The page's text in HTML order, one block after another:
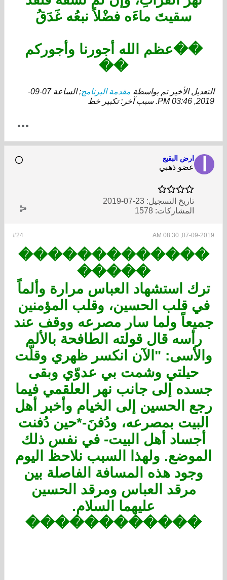
سقيتَ ماءَه فضْلاً نبعُه غَدَقُ
��عظم الله أجورنا وأجوركم
��
التعديل الأخير تم بواسطة مقدمة البرنامج; الساعة
07-09-
2019, 03:46 PM
.سبب آخر:تكبير خط
ارض البقيع
عضو ذهبي
تاريخ التسجيل: 23-07-2019
المشاركات: 1578
#24 07-09-2019, 08:30 AM
�������������
�����
ترك استشهاد العباس مرارة وألماً
في قلب الحسين، وقلب المؤمنين
جميعاً ولما سار مصرعه ووقف عند
رأسه قال قولته الطافحة بالألم
والأسى: "الآن انكسر ظهري وقلّت
حيلتي وشمت بي عدوّي وبقى
جسده إلى جانب نهر العلقمي فيما
رجع الحسين إلى الخيام وأخبر أهل
البيت بمصرعه، ودُفنَ-*حين دُفنت
أجساد أهل البيت- في نفس ذلك
الموضع. ولهذا السبب نلاحظ اليوم
وجود هذه المسافة الفاصلة بين
مرقد العباس ومرقد الحسين
عليهما السلام.
������������